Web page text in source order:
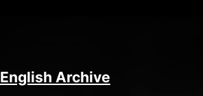
English Archive